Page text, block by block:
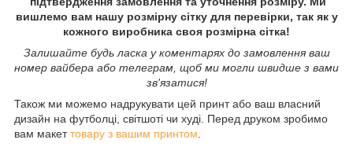
вишлемо вам нашу розмірну сітку для перевірки, так як у
кожного виробника своя розмірна сітка!
Залишайте будь ласка у коментарях до замовлення ваш
номер вайбера або телеграм, щоб ми могли швидше з вами
зв'язатися!
Також ми можемо надрукувати цей принт або ваш власний
дизайн на футболці, світшоті чи худі. Перед друком зробимо
вам макеттовару з вашим принтом